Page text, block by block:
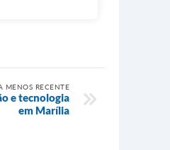
MENOS RECENTE
e tecnologia
em Marília